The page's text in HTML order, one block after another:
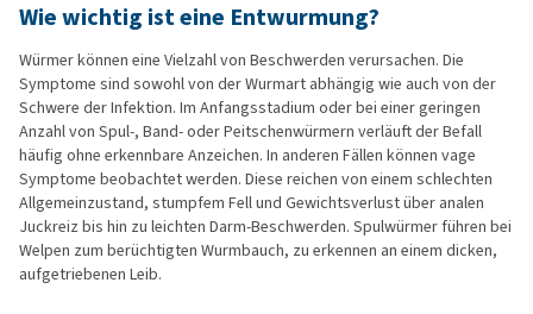
Wie wichtig ist eine Entwurmung?
Würmer können eine Vielzahl von Beschwerden verursachen. Die
Symptome sind sowohl von der Wurmart abhängig wie auch von der
Schwere der Infektion. Im Anfangsstadium oder bei einer geringen
Anzahl von Spul-, Band- oder Peitschenwürmern verläuft der Befall
häufig ohne erkennbare Anzeichen. In anderen Fällen können vage
Symptome beobachtet werden. Diese reichen von einem schlechten
Allgemeinzustand, stumpfem Fell und Gewichtsverlust über analen
Juckreiz bis hin zu leichten Darm-Beschwerden. Spulwürmer führen bei
Welpen zum berüchtigten Wurmbauch, zu erkennen an einem dicken,
aufgetriebenen Leib.